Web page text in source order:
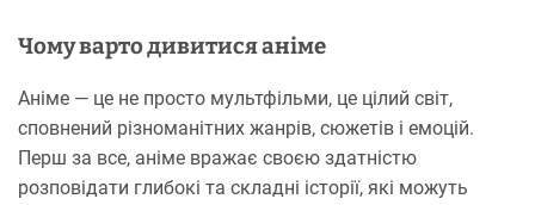
Чому варто дивитися аніме
Аніме — це не просто мультфільми, це цілий світ,
сповнений різноманітних жанрів, сюжетів і емоцій.
Перш за все, аніме вражає своєю здатністю
розповідати глибокі та складні історії, які можуть